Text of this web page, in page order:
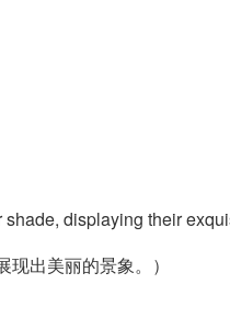
displaying their
出美丽的景象。）